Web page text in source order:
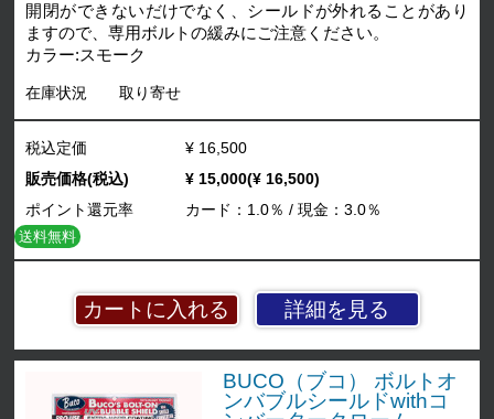
開閉ができないだけでなく、シールドが外れることがあり
ますので、専用ボルトの緩みにご注意ください。
カラー:スモーク
在庫状況 取り寄せ
詳細を見る
税込定価
¥ 16,500
販売価格(税込)
¥ 15,000(¥ 16,500)
ポイント還元率
カード：1.0％ / 現金：3.0％
送料無料
BUCO（ブコ） ボルトオ
ンバブルシールドwithコ